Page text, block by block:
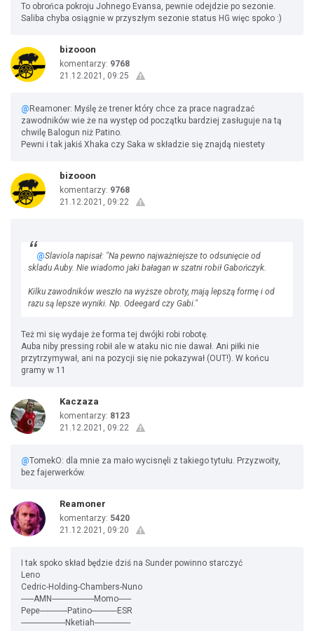
To obrońca pokroju Johnego Evansa, pewnie odejdzie po sezonie.
Saliba chyba osiągnie w przyszłym sezonie status HG więc spoko :)
bizooon
komentarzy: 9768
21.12.2021, 09:25
@ Reamoner: Myślę że trener który chce za prace nagradzać
zawodników wie że na występ od początku bardziej zasługuje na tą
chwilę Balogun niż Patino.
Pewni i tak jakiś Xhaka czy Saka w składzie się znajdą niestety
bizooon
komentarzy: 9768
21.12.2021, 09:22
@Slaviola napisał: "Na pewno najważniejsze to odsunięcie od
skladu Auby. Nie wiadomo jaki bałagan w szatni robił Gabończyk.
Kilku zawodników weszło na wyższe obroty, mają lepszą formę i od
razu są lepsze wyniki. Np. Odeegard czy Gabi."
Też mi się wydaje że forma tej dwójki robi robotę.
Auba niby pressing robił ale w ataku nic nie dawał. Ani piłki nie
przytrzymywał, ani na pozycji się nie pokazywał (OUT!). W końcu
gramy w 11
Kaczaza
komentarzy: 8123
21.12.2021, 09:22
@TomekO: dla mnie za mało wycisnęli z takiego tytułu. Przyzwoity,
bez fajerwerków.
Reamoner
komentarzy: 5420
21.12.2021, 09:20
I tak spoko skład będzie dziś na Sunder powinno starczyć
Leno
Cedric-Holding-Chambers-Nuno
------AMN--------------------Momo------
Pepe-------------Patino------------ESR
---------------------Nketiah-----------------